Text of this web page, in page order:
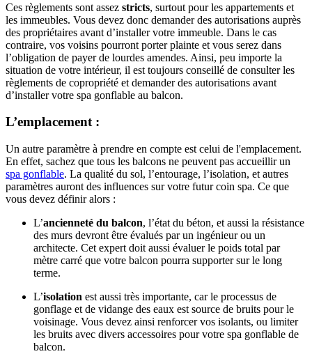
Ces règlements sont assez stricts, surtout pour les appartements et
les immeubles. Vous devez donc demander des autorisations auprès
des propriétaires avant d’installer votre immeuble. Dans le cas
contraire, vos voisins pourront porter plainte et vous serez dans
l’obligation de payer de lourdes amendes. Ainsi, peu importe la
situation de votre intérieur, il est toujours conseillé de consulter les
règlements de copropriété et demander des autorisations avant
d’installer votre spa gonflable au balcon.
L’emplacement :
Un autre paramètre à prendre en compte est celui de l'emplacement.
En effet, sachez que tous les balcons ne peuvent pas accueillir un
spa gonflable. La qualité du sol, l’entourage, l’isolation, et autres
paramètres auront des influences sur votre futur coin spa. Ce que
vous devez définir alors :
L’ancienneté du balcon, l’état du béton, et aussi la résistance
des murs devront être évalués par un ingénieur ou un
architecte. Cet expert doit aussi évaluer le poids total par
mètre carré que votre balcon pourra supporter sur le long
terme.
L’isolation est aussi très importante, car le processus de
gonflage et de vidange des eaux est source de bruits pour le
voisinage. Vous devez ainsi renforcer vos isolants, ou limiter
les bruits avec divers accessoires pour votre spa gonflable de
balcon.